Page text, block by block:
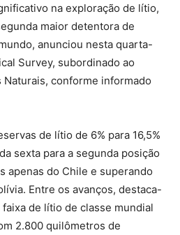
na exploração de lítio,
maior detentora de
anunciou nesta quarta-
Survey, subordinado ao
conforme informado
de lítio de 6% para 16,5%
sexta para a segunda posição
apenas do Chile e superando
Entre os avanços, destaca-
de lítio de classe mundial
2.800 quilômetros de